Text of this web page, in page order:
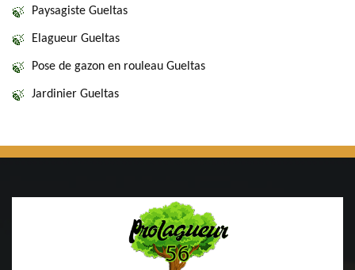
Paysagiste Gueltas
Elagueur Gueltas
Pose de gazon en rouleau Gueltas
Jardinier Gueltas